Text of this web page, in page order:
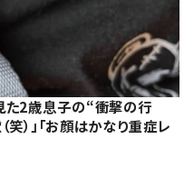
た2歳息子の“衝撃の行
）」「お顔はかなり重症レ